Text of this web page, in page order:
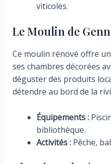
viticoles.
Le Moulin de
Ce moulin rénové offre
ses chambres décorées
déguster des produits
détendre au bord de la
Équipements :
bibliothèque.
Activités :Pêche,